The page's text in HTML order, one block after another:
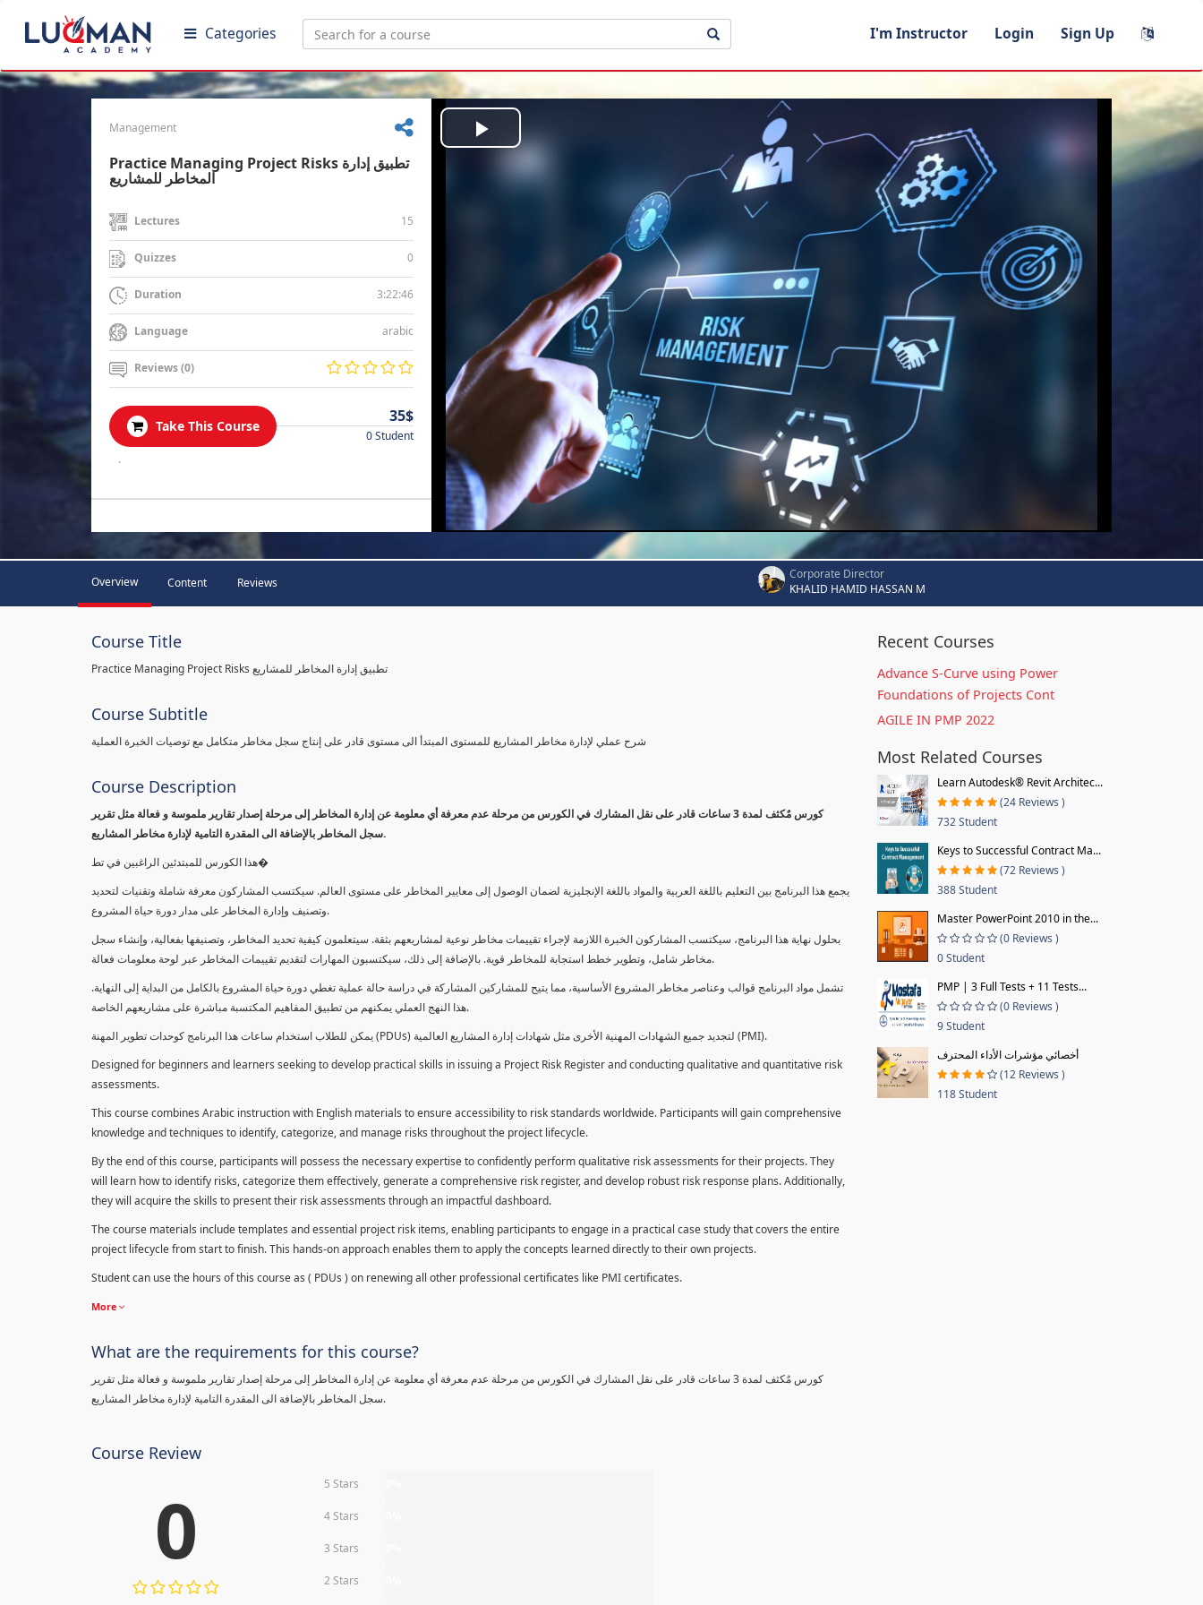
Categories I'm Instructor Login Sign Up
Management
Practice Managing Project Risks تطبيق إدارة
المخاطر للمشاريع
Lectures 15
Quizzes 0
Duration 3:22:46
Language arabic
Reviews (0)
Take This Course
35$
0 Student
.
Play
Video
Overview Content Reviews
Corporate Director
KHALID HAMID HASSAN M
Course Title
Practice Managing Project Risks تطبيق إدارة المخاطر للمشاريع
Course Subtitle
شرح عملي لإدارة مخاطر المشاريع للمستوى المبتدأ الى مستوى قادر على إنتاج سجل مخاطر متكامل مع توصيات الخبرة العملية
Course Description
كورس مٌكثف لمدة 3 ساعات قادر على نقل المشارك في الكورس من مرحلة عدم معرفة أي معلومة عن إدارة المخاطر إلى مرحلة إصدار تقارير ملموسة و فعالة مثل تقرير
سجل المخاطر بالإضافة الى المقدرة التامية لإدارة مخاطر المشاريع.
هذا الكورس للمبتدئين الراغبين في تط�
يجمع هذا البرنامج بين التعليم باللغة العربية والمواد باللغة الإنجليزية لضمان الوصول إلى معايير المخاطر على مستوى العالم. سيكتسب المشاركون معرفة شاملة وتقنيات لتحديد
وتصنيف وإدارة المخاطر على مدار دورة حياة المشروع.
بحلول نهاية هذا البرنامج، سيكتسب المشاركون الخبرة اللازمة لإجراء تقييمات مخاطر نوعية لمشاريعهم بثقة. سيتعلمون كيفية تحديد المخاطر، وتصنيفها بفعالية، وإنشاء سجل
مخاطر شامل، وتطوير خطط استجابة للمخاطر قوية. بالإضافة إلى ذلك، سيكتسبون المهارات لتقديم تقييمات المخاطر عبر لوحة معلومات فعالة.
تشمل مواد البرنامج قوالب وعناصر مخاطر المشروع الأساسية، مما يتيح للمشاركين المشاركة في دراسة حالة عملية تغطي دورة حياة المشروع بالكامل من البداية إلى النهاية.
هذا النهج العملي يمكنهم من تطبيق المفاهيم المكتسبة مباشرة على مشاريعهم الخاصة.
يمكن للطلاب استخدام ساعات هذا البرنامج كوحدات تطوير المهنة (PDUs) لتجديد جميع الشهادات المهنية الأخرى مثل شهادات إدارة المشاريع العالمية (PMI).
Designed for beginners and learners seeking to develop practical skills in issuing a Project Risk Register and conducting qualitative and quantitative risk
assessments.
This course combines Arabic instruction with English materials to ensure accessibility to risk standards worldwide. Participants will gain comprehensive
knowledge and techniques to identify, categorize, and manage risks throughout the project lifecycle.
By the end of this course, participants will possess the necessary expertise to confidently perform qualitative risk assessments for their projects. They
will learn how to identify risks, categorize them effectively, generate a comprehensive risk register, and develop robust risk response plans. Additionally,
they will acquire the skills to present their risk assessments through an impactful dashboard.
The course materials include templates and essential project risk items, enabling participants to engage in a practical case study that covers the entire
project lifecycle from start to finish. This hands-on approach enables them to apply the concepts learned directly to their own projects.
Student can use the hours of this course as ( PDUs ) on renewing all other professional certificates like PMI certificates.
More
What are the requirements for this course?
كورس مٌكثف لمدة 3 ساعات قادر على نقل المشارك في الكورس من مرحلة عدم معرفة أي معلومة عن إدارة المخاطر إلى مرحلة إصدار تقارير ملموسة و فعالة مثل تقرير
سجل المخاطر بالإضافة الى المقدرة التامية لإدارة مخاطر المشاريع.
Course Review
0 5 Stars
4 Stars
3 Stars
2 Stars
Recent Courses
Advance S-Curve using Power
Foundations of Projects Cont
AGILE IN PMP 2022
Most Related Courses
Learn Autodesk® Revit Architec...
(24 Reviews )
732 Student
Keys to Successful Contract Ma...
(72 Reviews )
388 Student
Master PowerPoint 2010 in the...
(0 Reviews )
0 Student
PMP | 3 Full Tests + 11 Tests...
(0 Reviews )
9 Student
أخصائي مؤشرات الأداء المحترف
(12 Reviews )
118 Student